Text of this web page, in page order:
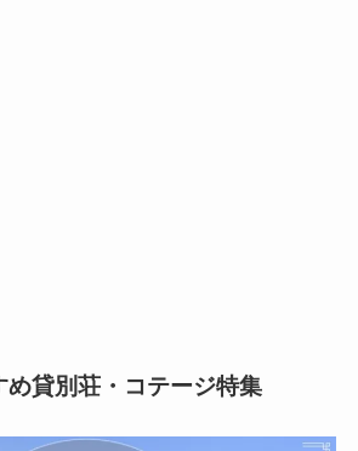
め貸別荘・コテージ特集